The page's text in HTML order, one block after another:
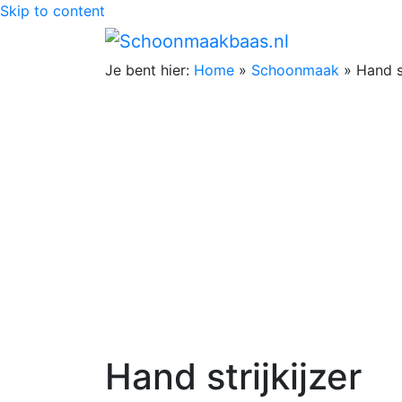
Skip to content
Je bent hier: Home » Schoonmaak » Hand
Hand strijkijzer